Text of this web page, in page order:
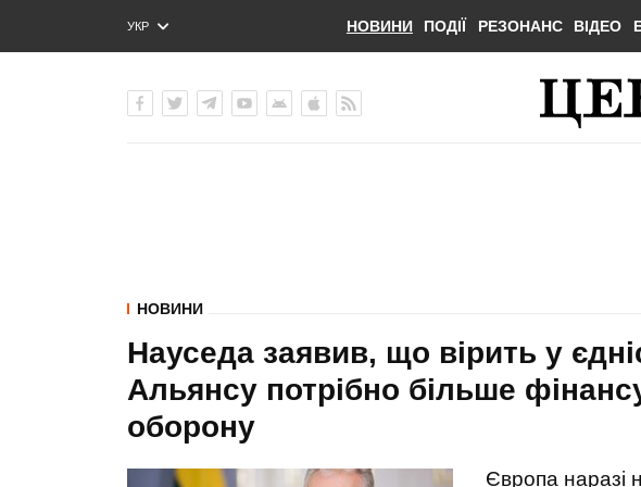
УКР
ENG
НОВИНИ ПОДІЇ РЕЗОНАНС ВІДЕО
НОВИНИ
Науседа заявив, що вірить у
Альянсу потрібно більше
оборону
Європа наразі